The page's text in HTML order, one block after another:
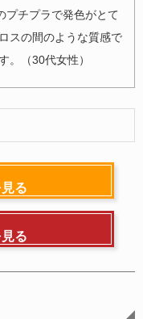
プチプラで発色がとて
スの間のような質感で
。（30代女性）
る
る